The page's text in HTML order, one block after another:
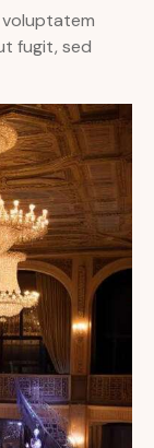
voluptatem
fugit, sed